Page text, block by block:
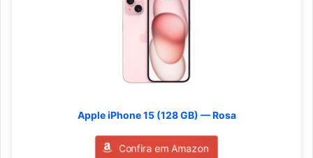
Apple iPhone 15 (128 GB) — Rosa
Confira em Amazon